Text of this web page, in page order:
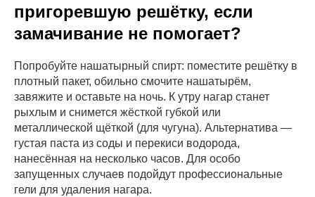
пригоревшую решётку, если
замачивание не помогает?
Попробуйте нашатырный спирт: поместите решётку в
плотный пакет, обильно смочите нашатырём,
завяжите и оставьте на ночь. К утру нагар станет
рыхлым и снимется жёсткой губкой или
металлической щёткой (для чугуна). Альтернатива —
густая паста из соды и перекиси водорода,
нанесённая на несколько часов. Для особо
запущенных случаев подойдут профессиональные
гели для удаления нагара.
Согласие на обработку
персональных данных в соответствии сПолитикой
конфиденциальности